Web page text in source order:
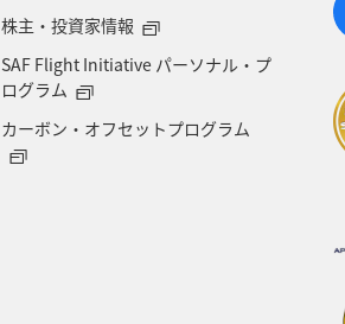
株主・投資家情報
SAF Flight Initiative パーソナル・プ
ログラム
カーボン・オフセットプログラム